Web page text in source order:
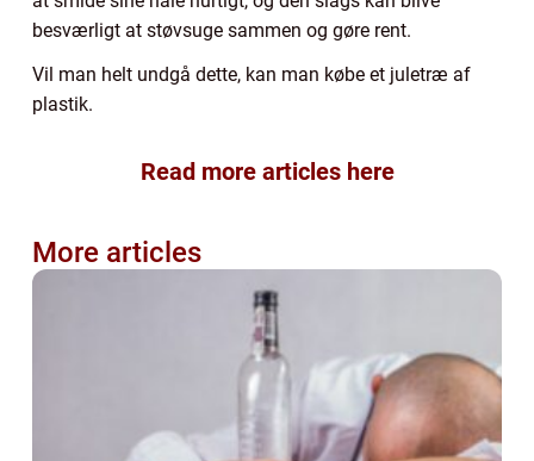
besværligt at støvsuge sammen og gøre rent.
Vil man helt undgå dette, kan man købe et juletræ af
plastik.
Read more articles here
More articles